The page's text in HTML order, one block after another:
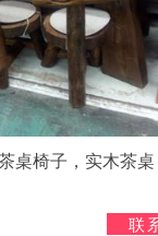
桌椅子，实木茶
联